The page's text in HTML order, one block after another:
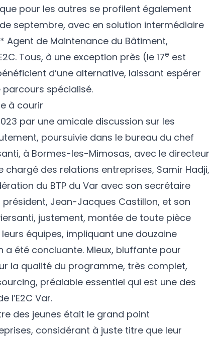
pour les autres se profilent également
septembre, avec en solution intermédiaire
Agent de Maintenance du Bâtiment,
Tous, à une exception près (le 17e est
d’une alternative, laissant espérer
parcours spécialisé.
à courir
par une amicale discussion sur les
poursuivie dans le bureau du chef
à Bormes-les-Mimosas, avec le directeur
chargé des relations entreprises, Samir Hadji,
du BTP du Var avec son secrétaire
président, Jean-Jacques Castillon, et son
justement, montée de toute pièce
équipes, impliquant une douzaine
a été concluante. Mieux, bluffante pour
la qualité du programme, très complet,
préalable essentiel qui est une des
l’E2C Var.
des jeunes était le grand point
considérant à juste titre que leur